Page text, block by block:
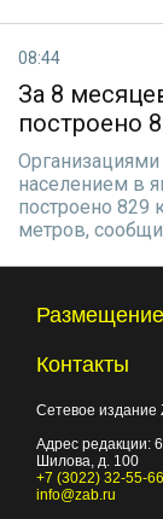
08:44
За 8
построено
населением в
построено 829
метров,
Контакты
Сетевое издание
Адрес редакции:
Шилова, д. 100
+7 (3022) 32-55-66
info@zab.ru